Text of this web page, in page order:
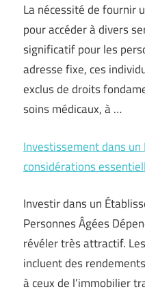
La nécessité de fournir
pour accéder à divers
significatif pour les
adresse fixe, ces
exclus de droits
soins médicaux, à …
Investissement dans un
considérations
Investir dans un
Personnes Âgées
révéler très attractif.
incluent des
à ceux de l’immobilier